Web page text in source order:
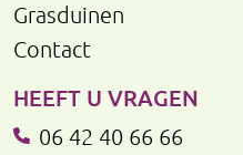
Grasduinen
Contact
HEEFT U VRAGEN
06 42 40 66 66